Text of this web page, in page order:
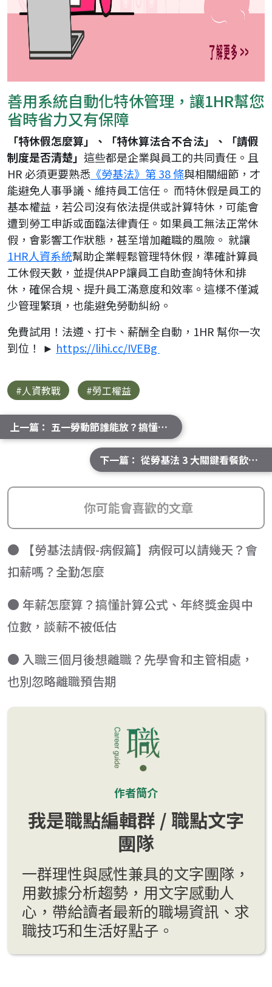
善用系統自動化特休管理，讓1HR幫您
省時省力又有保障
「特休假怎麼算」、「特休算法合不合法」、「請假
制度是否清楚」 這些都是企業與員工的共同責任。且
HR 必須更要熟悉 《勞基法》第 38 條與相關細節，才
能避免人事爭議、維持員工信任。 而特休假是員工的
基本權益，若公司沒有依法提供或計算特休，可能會
遭到勞工申訴或面臨法律責任。如果員工無法正常休
假，會影響工作狀態，甚至增加離職的風險。 就讓
1HR人資系統幫助企業輕鬆管理特休假，準確計算員
工休假天數，並提供APP讓員工自助查詢特休和排
休，確保合規、提升員工滿意度和效率。這樣不僅減
少管理繁瑣，也能避免勞動糾紛。
免費試用！法遵、打卡、薪酬全自動，1HR 幫你一次
到位！ ► https://lihi.cc/IVEBg
#人資教戰 #勞工權益
上一篇： 五一勞動節誰能放？搞懂勞基法薪資計算與加班薪資規定！
下一篇： 從勞基法 3 大關鍵看餐飲業變形工時與排班制怎麼做最合理
你可能會喜歡的文章
● 【勞基法請假-病假篇】病假可以請幾天？會
扣薪嗎？全勤怎麼
● 年薪怎麼算？搞懂計算公式、年終獎金與中
位數，談薪不被低估
● 入職三個月後想離職？先學會和主管相處，
也別忽略離職預告期
作者簡介
我是職點編輯群 / 職點文字
團隊
一群理性與感性兼具的文字團隊，
用數據分析趨勢，用文字感動人
心，帶給讀者最新的職場資訊、求
職技巧和生活好點子。